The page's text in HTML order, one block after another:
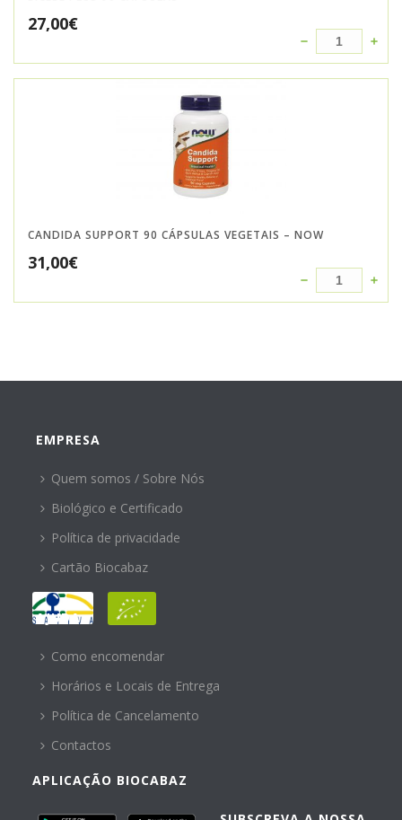
27,00€
CANDIDA SUPPORT 90 CÁPSULAS VEGETAIS – NOW
31,00€
EMPRESA
Quem somos / Sobre Nós
Biológico e Certificado
Política de privacidade
Cartão Biocabaz
AJUDA
Como encomendar
Horários e Locais de Entrega
Política de Cancelamento
Contactos
APLICAÇÃO BIOCABAZ